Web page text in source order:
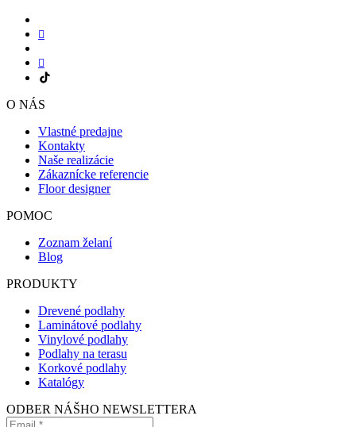
O NÁS
Vlastné predajne
Kontakty
Naše realizácie
Zákaznícke referencie
Floor designer
POMOC
Zoznam želaní
Blog
PRODUKTY
Drevené podlahy
Laminátové podlahy
Vinylové podlahy
Podlahy na terasu
Korkové podlahy
Katalógy
ODBER NÁŠHO NEWSLETTERA